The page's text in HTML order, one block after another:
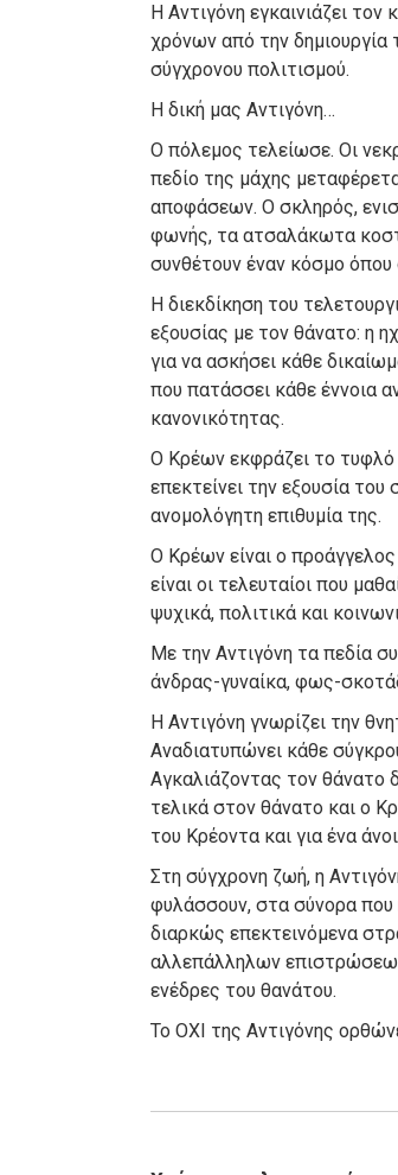
Η Αντιγόνη εγκαινιάζει
χρόνων από την δημιουργία
σύγχρονου πολιτισμού.
Η δική μας Αντιγόνη…
Ο πόλεμος τελείωσε. Οι
πεδίο της μάχης
αποφάσεων. Ο σκληρός,
φωνής, τα ατσαλάκωτα
συνθέτουν έναν κόσμο όπου
Η διεκδίκηση του
εξουσίας με τον θάνατο: η
για να ασκήσει κάθε
που πατάσσει κάθε έννοια
κανονικότητας.
Ο Κρέων εκφράζει το τυφλό
επεκτείνει την εξουσία
ανομολόγητη επιθυμία της.
Ο Κρέων είναι ο
είναι οι τελευταίοι που
ψυχικά, πολιτικά και
Με την Αντιγόνη τα πεδία
άνδρας-γυναίκα, φως-
Η Αντιγόνη γνωρίζει την
Αναδιατυπώνει κάθε
Αγκαλιάζοντας τον θάνατο
τελικά στον θάνατο και ο
του Κρέοντα και για ένα
Στη σύγχρονη ζωή, η
φυλάσσουν, στα σύνορα που
διαρκώς επεκτεινόμενα
αλλεπάλληλων επιστρώσεων
ενέδρες του θανάτου.
Το ΟΧΙ της Αντιγόνης